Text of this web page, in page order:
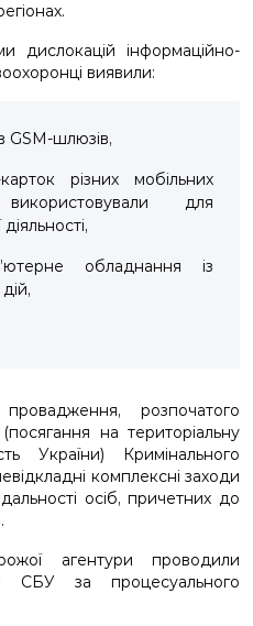
дислокацій інформаційно-
виявили:
GSM-шлюзів,
різних мобільних
для
обладнання із
розпочатого
на територіальну
України) Кримінального
комплексні заходи
осіб, причетних до
агентури проводили
СБУ за процесуального